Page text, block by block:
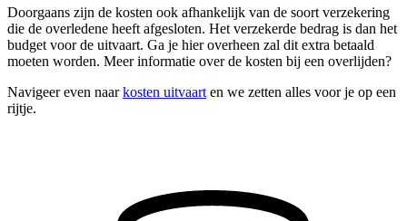
Doorgaans zijn de kosten ook afhankelijk van de soort verzekering
die de overledene heeft afgesloten. Het verzekerde bedrag is dan het
budget voor de uitvaart. Ga je hier overheen zal dit extra betaald
moeten worden. Meer informatie over de kosten bij een overlijden?
Navigeer even naarkosten uitvaart en we zetten alles voor je op een
rijtje.